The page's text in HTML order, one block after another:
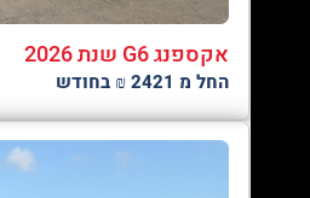
אקספנג G6 שנת 2026
החל מ 2421 ₪ בחודש